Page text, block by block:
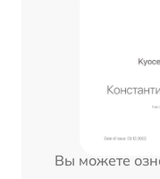
Вы можете